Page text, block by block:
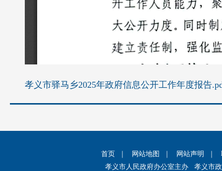
孝义市驿马乡2025年政府信息公开工作年度报告
首页 网站地图 网站声明
孝义市人民政府办公室主办 孝义市